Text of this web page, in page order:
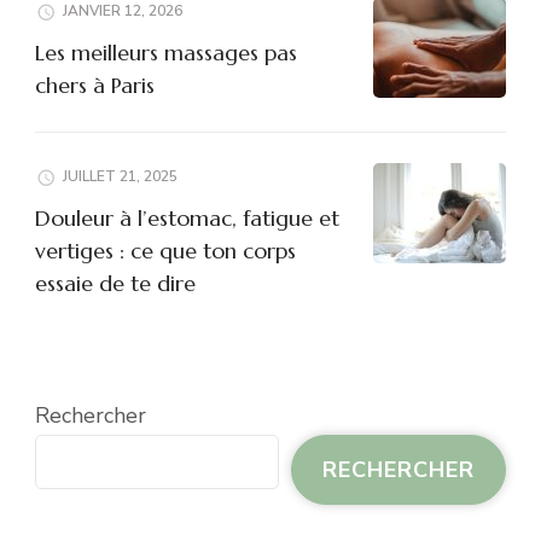
JANVIER 12, 2026
Les meilleurs massages pas
chers à Paris
JUILLET 21, 2025
Douleur à l’estomac, fatigue et
vertiges : ce que ton corps
essaie de te dire
Rechercher
RECHERCHER